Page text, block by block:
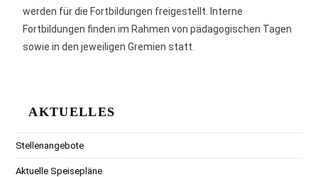
werden für die Fortbildungen freigestellt. Interne
Fortbildungen finden im Rahmen von pädagogischen Tagen
sowie in den jeweiligen Gremien statt.
AKTUELLES
Stellenangebote
Aktuelle Speisepläne